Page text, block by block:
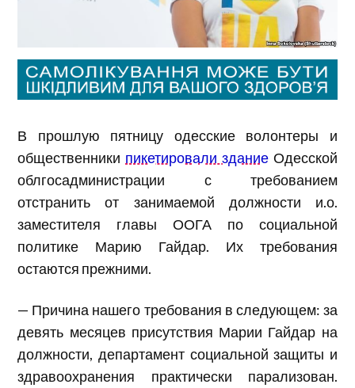
В прошлую пятницу одесские волонтеры и
общественники пикетировали зданиеОдесской
облгосадминистрации с требованием
отстранить от занимаемой должности и.о.
заместителя главы ООГА по социальной
политике Марию Гайдар. Их требования
остаются прежними.
— Причина нашего требования в следующем: за
девять месяцев присутствия Марии Гайдар на
должности, департамент социальной защиты и
здравоохранения практически парализован.